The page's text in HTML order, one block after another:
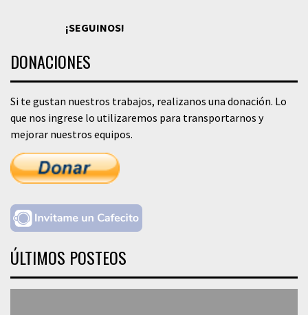
¡SEGUINOS!
DONACIONES
Si te gustan nuestros trabajos, realizanos una donación. Lo
que nos ingrese lo utilizaremos para transportarnos y
mejorar nuestros equipos.
ÚLTIMOS POSTEOS